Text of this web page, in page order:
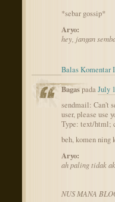
*sebar gossip*
Aryo:
hey, jangan
Balas Komentar
BagaspadaJuly
sendmail: Can't
user, please use
Type: text/html;
beh, komen ning
Aryo:
ah paling tidak
NUS MANA